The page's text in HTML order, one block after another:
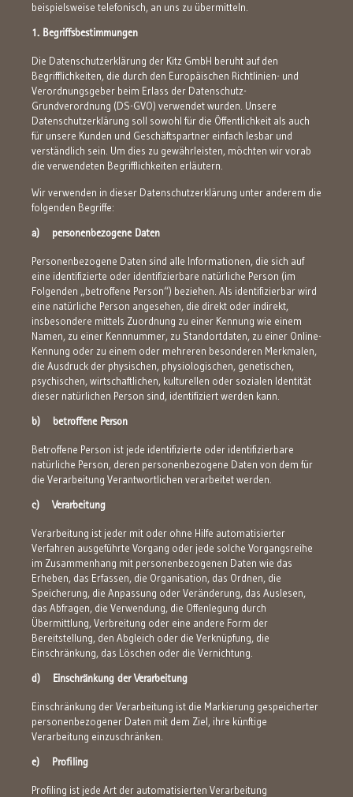
beispielsweise telefonisch, an uns zu übermitteln.
1. Begriffsbestimmungen
Die Datenschutzerklärung der Kitz GmbH beruht auf den
Begrifflichkeiten, die durch den Europäischen Richtlinien- und
Verordnungsgeber beim Erlass der Datenschutz-
Grundverordnung (DS-GVO) verwendet wurden. Unsere
Datenschutzerklärung soll sowohl für die Öffentlichkeit als auch
für unsere Kunden und Geschäftspartner einfach lesbar und
verständlich sein. Um dies zu gewährleisten, möchten wir vorab
die verwendeten Begrifflichkeiten erläutern.
Wir verwenden in dieser Datenschutzerklärung unter anderem die
folgenden Begriffe:
a) personenbezogene Daten
Personenbezogene Daten sind alle Informationen, die sich auf
eine identifizierte oder identifizierbare natürliche Person (im
Folgenden „betroffene Person“) beziehen. Als identifizierbar wird
eine natürliche Person angesehen, die direkt oder indirekt,
insbesondere mittels Zuordnung zu einer Kennung wie einem
Namen, zu einer Kennnummer, zu Standortdaten, zu einer Online-
Kennung oder zu einem oder mehreren besonderen Merkmalen,
die Ausdruck der physischen, physiologischen, genetischen,
psychischen, wirtschaftlichen, kulturellen oder sozialen Identität
dieser natürlichen Person sind, identifiziert werden kann.
b) betroffene Person
Betroffene Person ist jede identifizierte oder identifizierbare
natürliche Person, deren personenbezogene Daten von dem für
die Verarbeitung Verantwortlichen verarbeitet werden.
c) Verarbeitung
Verarbeitung ist jeder mit oder ohne Hilfe automatisierter
Verfahren ausgeführte Vorgang oder jede solche Vorgangsreihe
im Zusammenhang mit personenbezogenen Daten wie das
Erheben, das Erfassen, die Organisation, das Ordnen, die
Speicherung, die Anpassung oder Veränderung, das Auslesen,
das Abfragen, die Verwendung, die Offenlegung durch
Übermittlung, Verbreitung oder eine andere Form der
Bereitstellung, den Abgleich oder die Verknüpfung, die
Einschränkung, das Löschen oder die Vernichtung.
d) Einschränkung der Verarbeitung
Einschränkung der Verarbeitung ist die Markierung gespeicherter
personenbezogener Daten mit dem Ziel, ihre künftige
Verarbeitung einzuschränken.
e) Profiling
Profiling ist jede Art der automatisierten Verarbeitung